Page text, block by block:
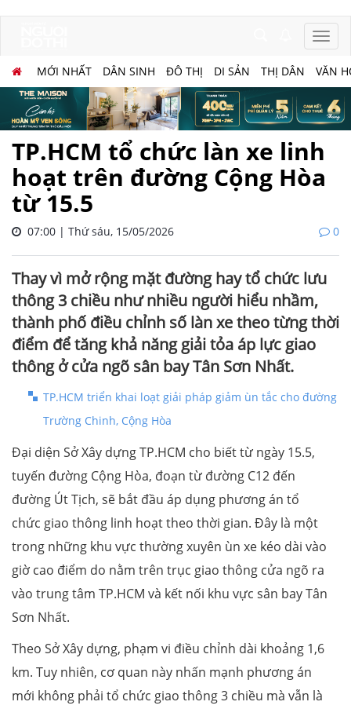
MỚI NHẤT DÂN SINH ĐÔ THỊ DI SẢN THỊ DÂN VĂN
TP.HCM tổ chức làn xe linh
hoạt trên đường Cộng Hòa
từ 15.5
07:00 | Thứ sáu, 15/05/2026 0
Thay vì mở rộng mặt đường hay tổ chức lưu
thông 3 chiều như nhiều người hiểu nhầm,
thành phố điều chỉnh số làn xe theo từng thời
điểm để tăng khả năng giải tỏa áp lực giao
thông ở cửa ngõ sân bay Tân Sơn Nhất.
TP.HCM triển khai loạt giải pháp giảm ùn tắc cho đường
Trường Chinh, Cộng Hòa
Đại diện Sở Xây dựng TP.HCM cho biết từ ngày 15.5,
tuyến đường Cộng Hòa, đoạn từ đường C12 đến
đường Út Tịch, sẽ bắt đầu áp dụng phương án tổ
chức giao thông linh hoạt theo thời gian. Đây là một
trong những khu vực thường xuyên ùn xe kéo dài vào
giờ cao điểm do nằm trên trục giao thông cửa ngõ ra
vào trung tâm TP.HCM và kết nối khu vực sân bay Tân
Sơn Nhất.
Theo Sở Xây dựng, phạm vi điều chỉnh dài khoảng 1,6
km. Tuy nhiên, cơ quan này nhấn mạnh phương án
mới không phải tổ chức giao thông 3 chiều mà vẫn là